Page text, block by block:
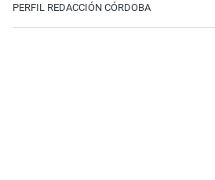
PERFIL REDACCIÓN CÓRDOBA